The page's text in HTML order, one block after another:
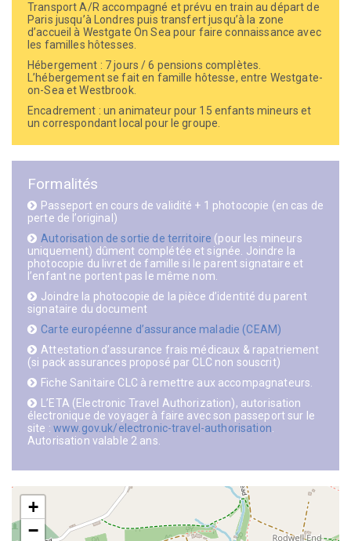
Transport A/R accompagné et prévu en train au départ de
Paris jusqu’à Londres puis transfert jusqu’à la zone
d’accueil à Westgate On Sea pour faire connaissance avec
les familles hôtesses.
Hébergement : 7 jours / 6 pensions complètes.
L’hébergement se fait en famille hôtesse, entre Westgate-
on-Sea et Westbrook.
Encadrement : un animateur pour 15 enfants mineurs et
un correspondant local pour le groupe.
Formalités
Passeport en cours de validité + 1 photocopie (en cas de
perte de l’original)
Autorisation de sortie de territoire (pour les mineurs
uniquement) dûment complétée et signée. Joindre la
photocopie du livret de famille si le parent signataire et
l’enfant ne portent pas le même nom.
Joindre la photocopie de la pièce d’identité du parent
signataire du document
Carte européenne d’assurance maladie (CEAM)
Attestation d’assurance frais médicaux & rapatriement
(si pack assurances proposé par CLC non souscrit)
Fiche Sanitaire CLC à remettre aux accompagnateurs.
L’ETA (Electronic Travel Authorization), autorisation
électronique de voyager à faire avec son passeport sur le
site : www.gov.uk/electronic-travel-authorisation
Autorisation valable 2 ans.
+
−